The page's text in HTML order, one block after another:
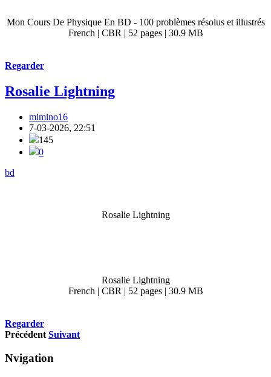
Mon Cours De Physique En BD - 100 problèmes résolus et illustrés
French | CBR | 52 pages | 30.9 MB
Regarder
Rosalie Lightning
mimino16
7-03-2026, 22:51
145
0
bd
Rosalie Lightning
Rosalie Lightning
French | CBR | 52 pages | 30.9 MB
Regarder
Précédent Suivant
Nvigation